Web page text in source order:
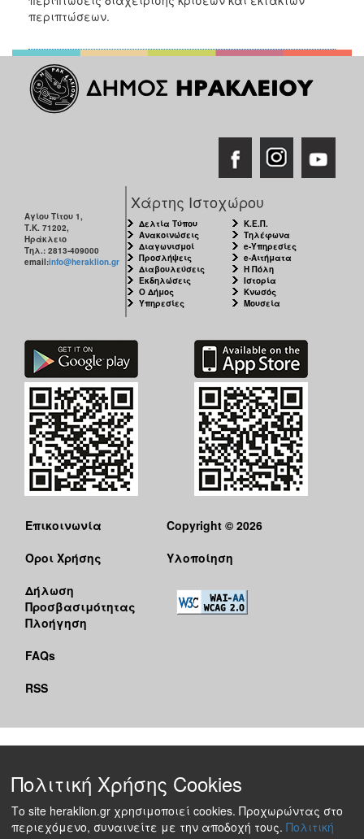
περιπτώσεων.
Αγίου Τίτου 1,
Τ.Κ. 71202,
Ηράκλειο
Τηλ.: 2813-409000
email:info@heraklion.gr
Χάρτης Ιστοχώρου
Δελτία Τύπου
Ανακοινώσεις
Διαγωνισμοί
Προσλήψεις
Διαβουλεύσεις
Εκδηλώσεις
Ο Δήμος
Υπηρεσίες
Κ.Ε.Π.
Τηλέφωνα
e-Υπηρεσίες
e-Αιτήματα
Η Πόλη
Ιστορία
Κνωσός
Μουσεία
Επικοινωνία
Όροι Χρήσης
Δήλωση
Προσβασιμότητας
Πλοήγηση
FAQs
RSS
Copyright © 2026
Υλοποίηση
Πολιτική Χρήσης Cookies
Το site heraklion.gr χρησιμοποιεί cookies. Προχωρώντας στο
περιεχόμενο, συναινείτε με την αποδοχή τους. Πολιτική